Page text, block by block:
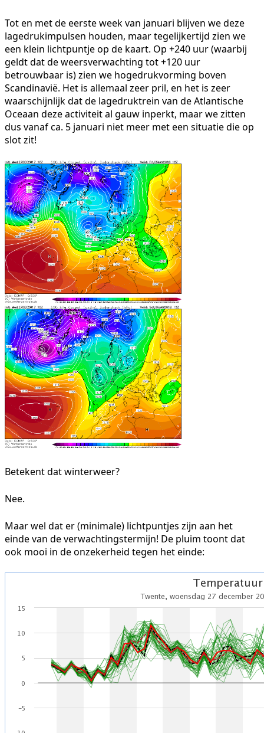
Tot en met de eerste week van januari blijven we deze
lagedrukimpulsen houden, maar tegelijkertijd zien we
een klein lichtpuntje op de kaart. Op +240 uur (waarbij
geldt dat de weersverwachting tot +120 uur
betrouwbaar is) zien we hogedrukvorming boven
Scandinavië. Het is allemaal zeer pril, en het is zeer
waarschijnlijk dat de lagedruktrein van de Atlantische
Oceaan deze activiteit al gauw inperkt, maar we zitten
dus vanaf ca. 5 januari niet meer met een situatie die op
slot zit!
Betekent dat winterweer?
Nee.
Maar wel dat er (minimale) lichtpuntjes zijn aan het
einde van de verwachtingstermijn! De pluim toont dat
ook mooi in de onzekerheid tegen het einde: